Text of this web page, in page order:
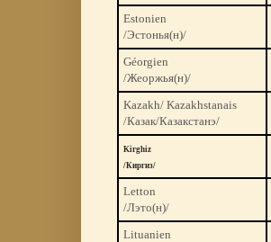
Estonien
/Эстонья(н)/
Géorgien
/Жеоржья(н)/
Kazakh/ Kazakhstanais
/Казак/Казакстанэ/
Kirghiz
/Киргиз/
Letton
/Лэто(н)/
Lituanien